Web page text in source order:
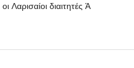
Λαρισαίοι διαιτητές Ά